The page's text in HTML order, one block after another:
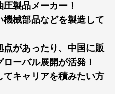
製品メーカー！
械部品などを製造して
があったり、中国に販
ーバル展開が活発！
キャリアを積みたい方